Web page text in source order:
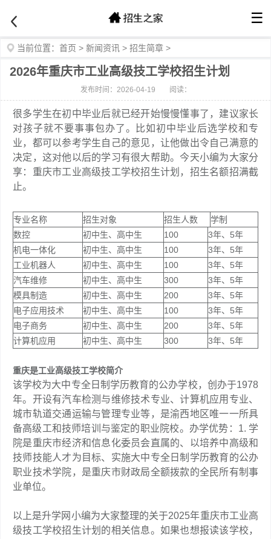
☰
当前位置： 首页 > 新闻资讯 > 招生简章 >
2026年重庆市工业高级技工学校招生计划
发布时间：2026-04-19 阅读：
很多学生在初中毕业后就已经开始慢慢懂事了，建议家长
对孩子就不要事事包办了。比如初中毕业后选学校和专
业，都可以参考学生自己的意见，让他做出令自己满意的
决定，这对他以后的学习有很大帮助。今天小编为大家分
享：重庆市工业高级技工学校招生计划，招生名额招满截
止。
专业名称 招生对象 招生人数
学制
数控
初中生、高中生 100
3年、5年
机电一体化
初中生、高中生 100
3年、5年
工业机器人
初中生、高中生 100
3年、5年
汽车维修
初中生、高中生 300
3年、5年
模具制造
初中生、高中生 200
3年、5年
电子应用技术
初中生、高中生 100
3年、5年
电子商务
初中生、高中生 200
3年、5年
计算机应用
初中生、高中生 300 3年、5年
重庆是工业高级技工学校简介
该学校为大中专全日制学历教育的公办学校，创办于1978
年。开设有汽车检测与维修技术专业、计算机应用专业、
城市轨道交通运输与管理专业等，是渝西地区唯一一所具
备高级工和技师培训与鉴定的职业院校。办学优势：1. 学
院是重庆市经济和信息化委员会直属的、以培养中高级和
技师技能人才为目标、实施大中专全日制学历教育的公办
职业技术学院，是重庆市财政局全额拨款的全民所有制事
业单位。
以上是升学网小编为大家整理的关于2025年重庆市工业高
级技工学校招生计划的相关信息。如果也想报读该学校，